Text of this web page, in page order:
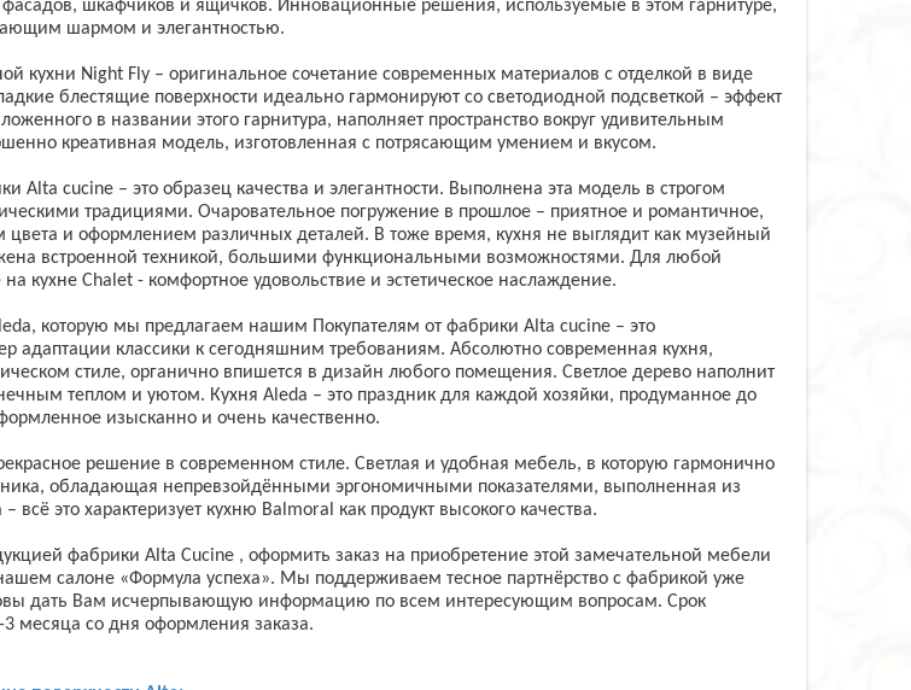
фасадов, шкафчиков и ящичков. Инновационные решения, используемые в этом гарнитуре,
шармом и элегантностью.
кухни Night Fly – оригинальное сочетание современных материалов с отделкой в виде
блестящие поверхности идеально гармонируют со светодиодной подсветкой – эффект
в названии этого гарнитура, наполняет пространство вокруг удивительным
креативная модель, изготовленная с потрясающим умением и вкусом.
Alta cucine – это образец качества и элегантности. Выполнена эта модель в строгом
традициями. Очаровательное погружение в прошлое – приятное и романтичное,
и оформлением различных деталей. В тоже время, кухня не выглядит как музейный
встроенной техникой, большими функциональными возможностями. Для любой
кухне Chalet - комфортное удовольствие и эстетическое наслаждение.
которую мы предлагаем нашим Покупателям от фабрики Alta cucine – это
адаптации классики к сегодняшним требованиям. Абсолютно современная кухня,
стиле, органично впишется в дизайн любого помещения. Светлое дерево наполнит
теплом и уютом. Кухня Aleda – это праздник для каждой хозяйки, продуманное до
изысканно и очень качественно.
решение в современном стиле. Светлая и удобная мебель, в которую гармонично
обладающая непревзойдёнными эргономичными показателями, выполненная из
всё это характеризует кухню Balmoral как продукт высокого качества.
фабрики Alta Cucine , оформить заказ на приобретение этой замечательной мебели
салоне «Формула успеха». Мы поддерживаем тесное партнёрство с фабрикой уже
дать Вам исчерпывающую информацию по всем интересующим вопросам. Срок
месяца со дня оформления заказа.